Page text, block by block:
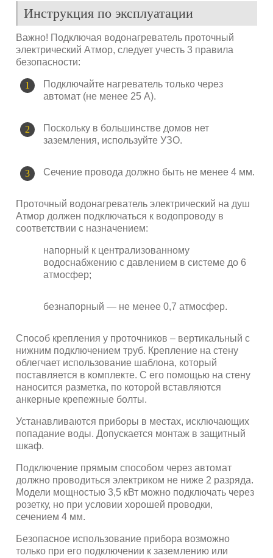
Инструкция по эксплуатации
Важно! Подключая водонагреватель проточный
электрический Атмор, следует учесть 3 правила
безопасности:
Подключайте нагреватель только через
автомат (не менее 25 А).
Поскольку в большинстве домов нет
заземления, используйте УЗО.
Сечение провода должно быть не менее 4 мм.
Проточный водонагреватель электрический на душ
Атмор должен подключаться к водопроводу в
соответствии с назначением:
напорный к централизованному
водоснабжению с давлением в системе до 6
атмосфер;
безнапорный — не менее 0,7 атмосфер.
Способ крепления у проточников – вертикальный с
нижним подключением труб. Крепление на стену
облегчает использование шаблона, который
поставляется в комплекте. С его помощью на стену
наносится разметка, по которой вставляются
анкерные крепежные болты.
Устанавливаются приборы в местах, исключающих
попадание воды. Допускается монтаж в защитный
шкаф.
Подключение прямым способом через автомат
должно проводиться электриком не ниже 2 разряда.
Модели мощностью 3,5 кВт можно подключать через
розетку, но при условии хорошей проводки,
сечением 4 мм.
Безопасное использование прибора возможно
только при его подключении к заземлению или